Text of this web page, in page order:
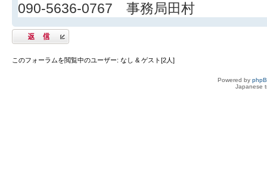
090-5636-0767 事務局田村
返信する
このフォーラムを閲覧中のユーザー: なし & ゲスト[2人]
Powered by
Japanese